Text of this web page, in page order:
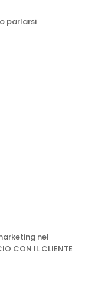
parlarsi
nel
CON IL CLIENTE